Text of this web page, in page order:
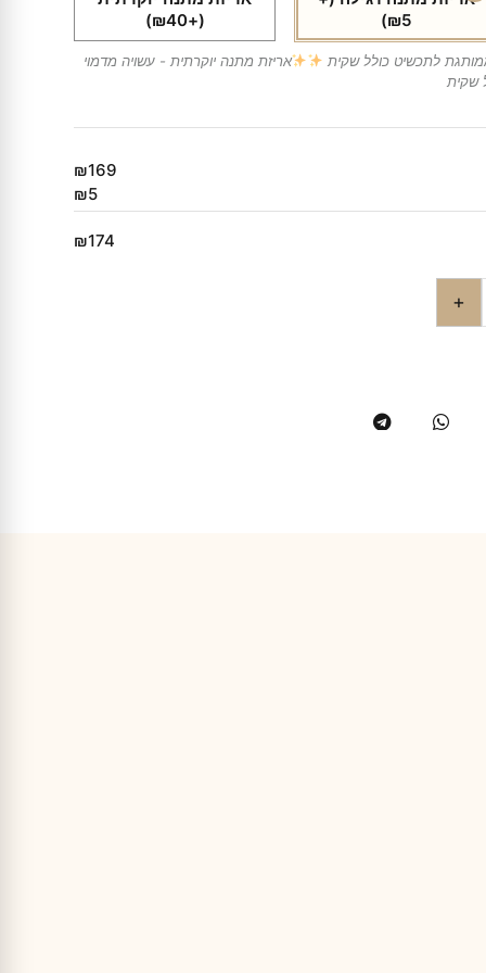
₪5)
(+₪40)
לתכשיט כולל שקית
אריזת מתנה יוקרתית - עשויה מדמוי
שקית
₪169
₪5
₪174
+